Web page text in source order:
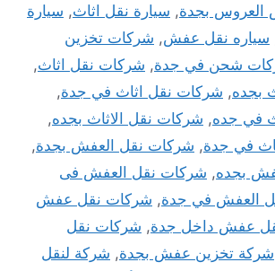
العروس بجدة, سيارة نقل اثاث, سيارة
سياره نقل عفش, شركات تخزين
شحن في جدة, شركات نقل اثاث,
بجده, شركات نقل اثاث في جدة,
في جده, شركات نقل الاثاث بجده,
في جدة, شركات نقل العفش بجدة,
بجده, شركات نقل العفش فى
العفش في جدة, شركات نقل عفش
عفش داخل جدة, شركات نقل
شركة تخزين عفش بجدة, شركة لنقل